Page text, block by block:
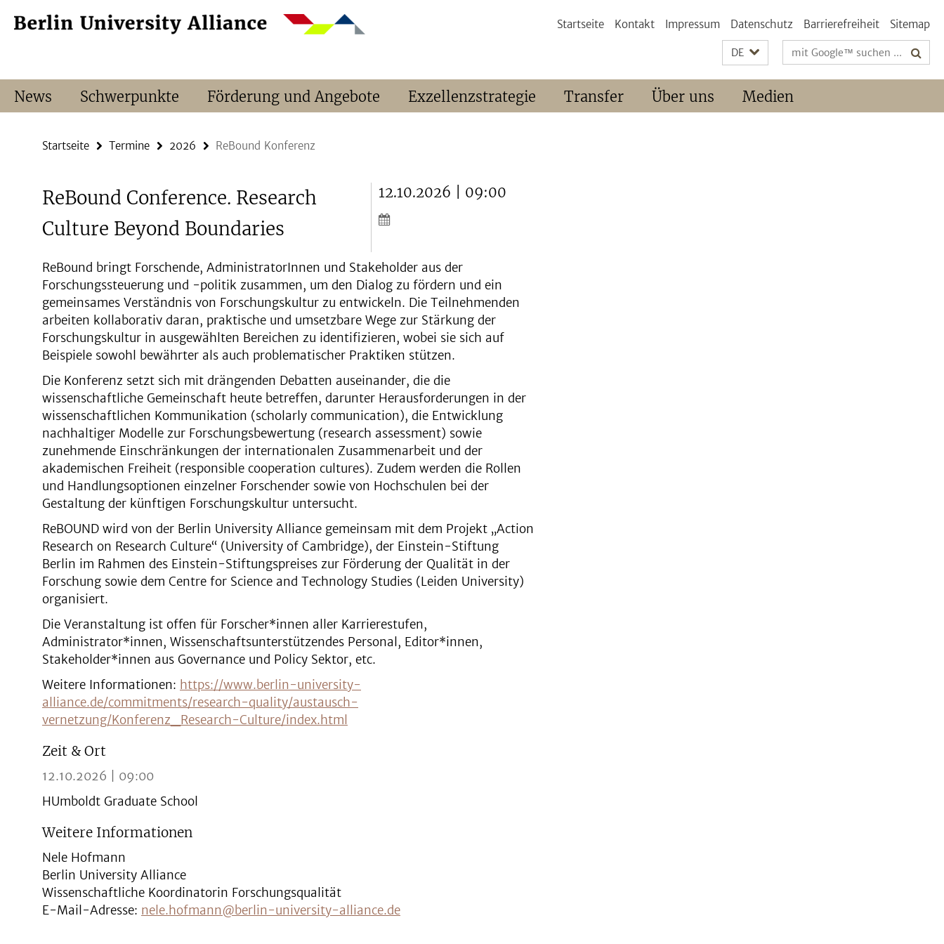
direkt
Service-
Startseite Kontakt Impressum Datenschutz Barrierefreiheit Sitemap
DE Suchbegriffe
News Schwerpunkte Förderung und Angebote Exzellenzstrategie Transfer Über uns Medien
Startseite Termine 2026 ReBound Konferenz
ReBound Conference. Research
Culture Beyond Boundaries
12.10.2026 | 09:00
ReBound bringt Forschende, AdministratorInnen und Stakeholder aus der
Forschungssteuerung und -politik zusammen, um den Dialog zu fördern und ein
gemeinsames Verständnis von Forschungskultur zu entwickeln. Die Teilnehmenden
arbeiten kollaborativ daran, praktische und umsetzbare Wege zur Stärkung der
Forschungskultur in ausgewählten Bereichen zu identifizieren, wobei sie sich auf
Beispiele sowohl bewährter als auch problematischer Praktiken stützen.
Die Konferenz setzt sich mit drängenden Debatten auseinander, die die
wissenschaftliche Gemeinschaft heute betreffen, darunter Herausforderungen in der
wissenschaftlichen Kommunikation (scholarly communication), die Entwicklung
nachhaltiger Modelle zur Forschungsbewertung (research assessment) sowie
zunehmende Einschränkungen der internationalen Zusammenarbeit und der
akademischen Freiheit (responsible cooperation cultures). Zudem werden die Rollen
und Handlungsoptionen einzelner Forschender sowie von Hochschulen bei der
Gestaltung der künftigen Forschungskultur untersucht.
ReBOUND wird von der Berlin University Alliance gemeinsam mit dem Projekt „Action
Research on Research Culture“ (University of Cambridge), der Einstein-Stiftung
Berlin im Rahmen des Einstein-Stiftungspreises zur Förderung der Qualität in der
Forschung sowie dem Centre for Science and Technology Studies (Leiden University)
organisiert.
Die Veranstaltung ist offen für Forscher*innen aller Karrierestufen,
Administrator*innen, Wissenschaftsunterstützendes Personal, Editor*innen,
Stakeholder*innen aus Governance und Policy Sektor, etc.
Weitere Informationen: https://www.berlin-university-
alliance.de/commitments/research-quality/austausch-
vernetzung/Konferenz_Research-Culture/index.html
Zeit & Ort
12.10.2026 | 09:00
HUmboldt Graduate School
Weitere Informationen
Nele Hofmann
Berlin University Alliance
Wissenschaftliche Koordinatorin Forschungsqualität
E-Mail-Adresse: nele.hofmann@berlin-university-alliance.de